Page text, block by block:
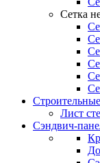
Сетка
Лист
Сэндвич-